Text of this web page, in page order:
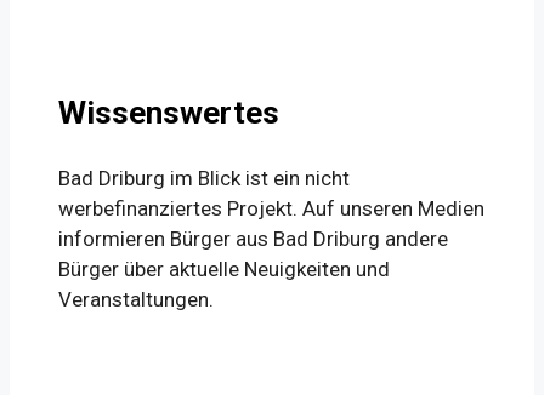
Wissenswertes
Bad Driburg im Blick ist ein nicht
werbefinanziertes Projekt. Auf unseren Medien
informieren Bürger aus Bad Driburg andere
Bürger über aktuelle Neuigkeiten und
Veranstaltungen.